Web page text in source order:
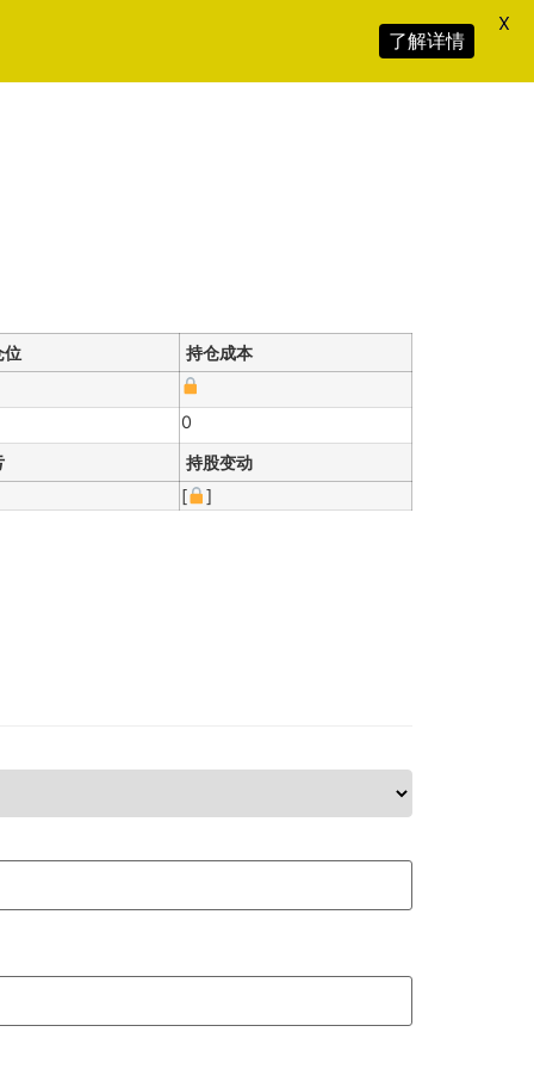
位 持仓成本
0
持股变动
[
]
了解详情
X